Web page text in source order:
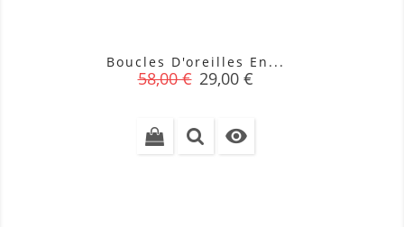
Boucles D'oreilles En...
Prix
58,00 € Prix
29,00 €
